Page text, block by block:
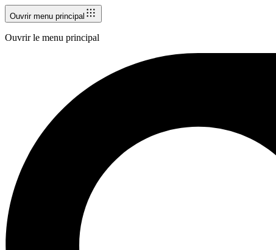
Ouvrir menu principal
Ouvrir le menu principal